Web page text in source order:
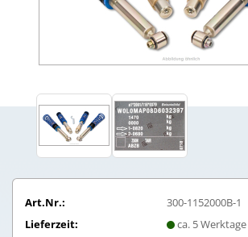
Art.Nr.:
300-1152000B-1
Lieferzeit:
ca. 5 Werktage